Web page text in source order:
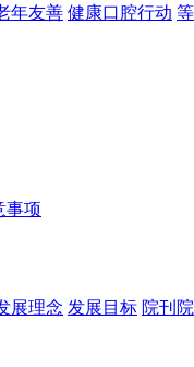
年友善 健康口腔行动
事项
展理念 发展目标 院刊